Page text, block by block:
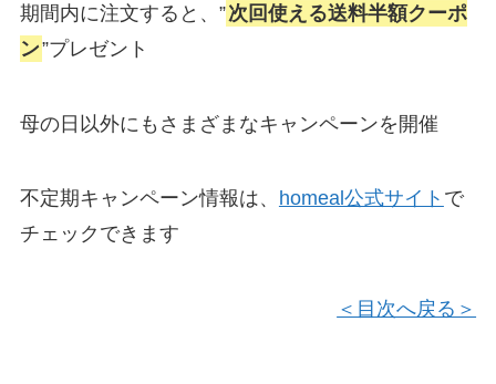
期間内に注文すると、”次回使える送料半額クーポ
ン”プレゼント
母の日以外にもさまざまなキャンペーンを開催
不定期キャンペーン情報は、 homeal公式サイト で
チェックできます
＜目次へ戻る＞